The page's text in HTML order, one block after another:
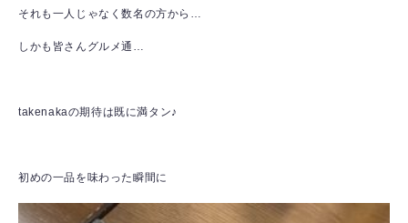
それも一人じゃなく数名の方から…
しかも皆さんグルメ通…
takenakaの期待は既に満タン♪
初めの一品を味わった瞬間に